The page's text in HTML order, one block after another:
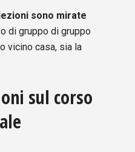
sono mirate
di gruppo di gruppo
vicino casa, sia la
sul corso